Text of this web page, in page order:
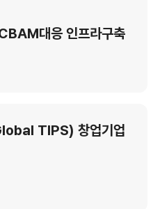
대응 인프라구축
TIPS) 창업기업